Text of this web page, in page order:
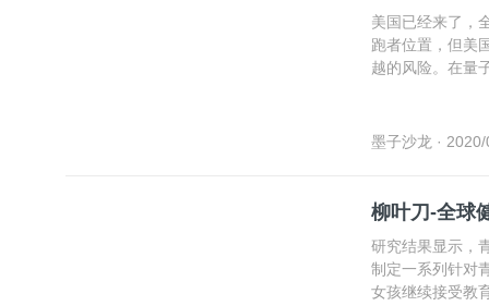
美国已经来了，
跑者位置，但美
越的风险。在量
墨子沙龙 ·
柳叶刀-全球
研究结果显示，
制定一系列针对
女孩继续接受教